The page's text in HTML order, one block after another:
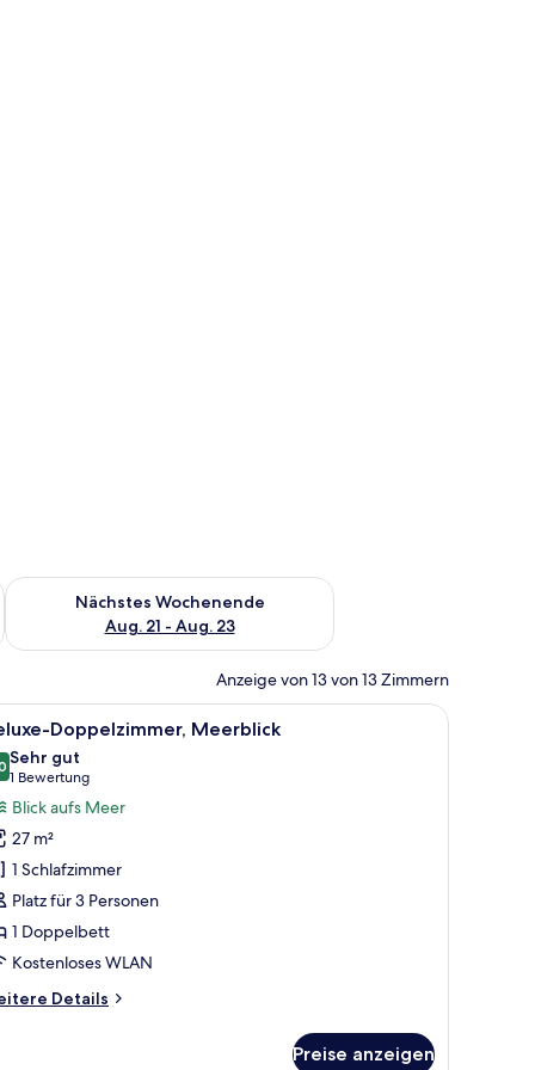
Aug. 14 - Aug. 16.
Nächstes Wochenende
Aug. 21 - Aug. 23
Überprüfe die Verfügbarkeit für nächstes Wochenende, Aug.
Anzeige von 13 von 13 Zimmern
Bett, Nachttischen, einem Wandbild und einem Kleiderschrank.
Ein Schlafzimmer mit einem Bett,
5 Doppelzimmer, Meerblick
von 10
Sehr gut
1 Bewertung
(1
Bewertung)
Blick aufs Meer
27 m²
1 Schlafzimmer
Platz für 3 Personen
1 Doppelbett
Kostenloses WLAN
Details
Preise anzeigen